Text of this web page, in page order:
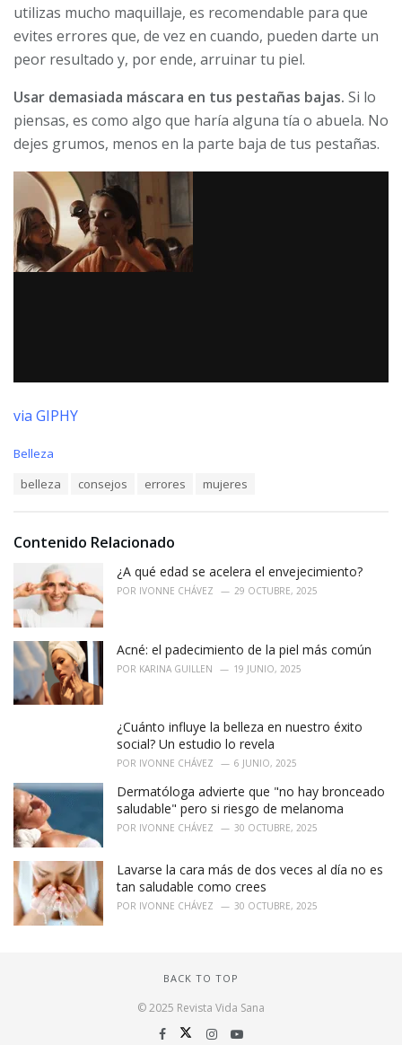
utilizas mucho maquillaje, es recomendable para que
evites errores que, de vez en cuando, pueden darte un
peor resultado y, por ende, arruinar tu piel.
Usar demasiada máscara en tus pestañas bajas. Si lo
piensas, es como algo que haría alguna tía o abuela. No
dejes grumos, menos en la parte baja de tus pestañas.
via GIPHY
C
r
s
:
Belleza
:
belleza consejos errores mujeres
Contenido Relacionado
¿A qué edad se acelera el envejecimiento?
POR IVONNE CHÁVEZ 29 OCTUBRE, 2025
Acné: el padecimiento de la piel más común
POR KARINA GUILLEN 19 JUNIO, 2025
¿Cuánto influye la belleza en nuestro éxito
social? Un estudio lo revela
POR IVONNE CHÁVEZ 6 JUNIO, 2025
Dermatóloga advierte que "no hay bronceado
saludable" pero si riesgo de melanoma
POR IVONNE CHÁVEZ 30 OCTUBRE, 2025
Lavarse la cara más de dos veces al día no es
tan saludable como crees
POR IVONNE CHÁVEZ 30 OCTUBRE, 2025
BACK TO TOP
© 2025 Revista Vida Sana